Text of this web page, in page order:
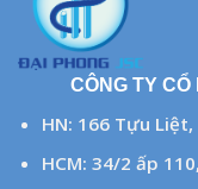
CÔNG TY
HN: 166 Tựu Liệt,
HCM: 34/2 ấp